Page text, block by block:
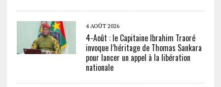
4 AOÛT 2026
4-Août : le Capitaine Ibrahim Traoré
invoque l’héritage de Thomas Sankara
pour lancer un appel à la libération
nationale